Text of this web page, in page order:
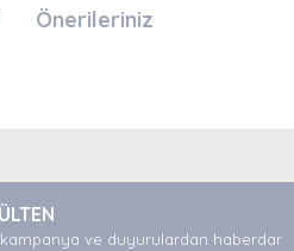
Önerileriniz
kampanya ve duyurulardan haberdar